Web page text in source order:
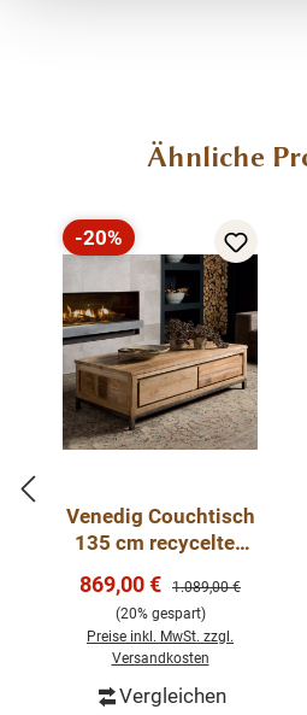
aus Teakholz gefertigt. Die
diese Materialkombination
in jedes industrielle Interieur.
Die Möbelkollektion Cascia
recyceltem Teakholz
lackiert.
Abmessungen H/B/T: 60/55/30
Handgefertigt
Stahlgestell
Beistelltisch
recyceltem Teakholz
Produktgalerie überspringen
Ähnliche
Rabatt
-20%
Venedig Couchtisch
135 cm recyceltes
Verkaufspreis:
869,00 € Regulärer Preis:
1.089,00 €
(20% gespart)
Preise inkl. MwSt. zzgl.
Versandkosten
Vergleichen